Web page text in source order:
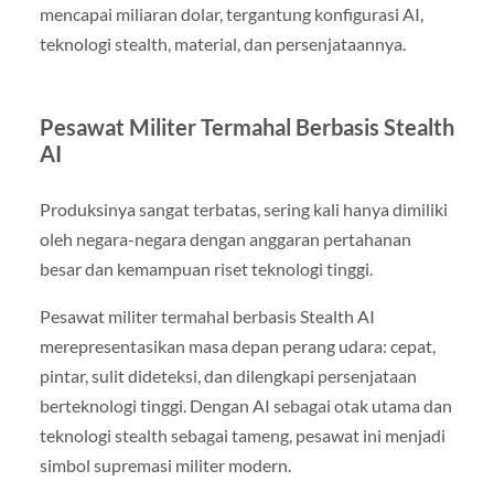
mencapai miliaran dolar, tergantung konfigurasi AI,
teknologi stealth, material, dan persenjataannya.
Pesawat Militer Termahal Berbasis Stealth
AI
Produksinya sangat terbatas, sering kali hanya dimiliki
oleh negara-negara dengan anggaran pertahanan
besar dan kemampuan riset teknologi tinggi.
Pesawat militer termahal berbasis Stealth AI
merepresentasikan masa depan perang udara: cepat,
pintar, sulit dideteksi, dan dilengkapi persenjataan
berteknologi tinggi. Dengan AI sebagai otak utama dan
teknologi stealth sebagai tameng, pesawat ini menjadi
simbol supremasi militer modern.